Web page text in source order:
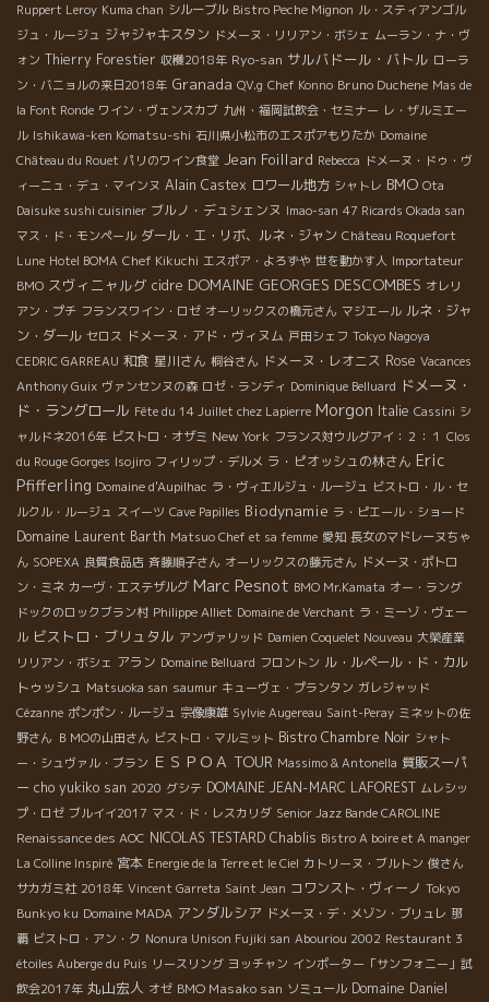
Ruppert Leroy Kuma chan シルーブル Bistro Peche Mignon ル・スティアンゴル
ジュ・ルージュ ジャジャキスタン ドメーヌ・リリアン・ボシェ ムーラン・ナ・ヴ
ォン Thierry Forestier 収穫2018年 Ryo-san サルバドール・バトル ローラ
ン・バニョルの来日2018年 Granada QV.g Chef Konno Bruno Duchene Mas de
la Font Ronde ワイン・ヴェンスカブ 九州・福岡試飲会・セミナー レ・ザルミエー
ル Ishikawa-ken Komatsu-shi 石川県小松市のエスポアもりたか Domaine
Château du Rouet パリのワイン食堂 Jean Foillard Rebecca ドメーヌ・ドゥ・ヴ
ィーニュ・デュ・マインヌ Alain Castex ロワール地方 シャトレ BMO Ota
Daisuke sushi cuisinier ブルノ・デュシェンヌ Imao-san 47 Ricards Okada san
マス・ド・モンペール ダール・エ・リボ、ルネ・ジャン Château Roquefort
Lune Hotel BOMA Chef Kikuchi エスポア・よろずや 世を動かす人 Importateur
BMO スヴィニャルグ cidre DOMAINE GEORGES DESCOMBES オレリ
アン・プチ フランスワイン・ロゼ オーリックスの橋元さん マジエール ルネ・ジャ
ン・ダール セロス ドメーヌ・アド・ヴィヌム 戸田シェフ Tokyo Nagoya
CEDRIC GARREAU 和食 星川さん 桐谷さん ドメーヌ・レオニス Rose Vacances
Anthony Guix ヴァンセンヌの森 ロゼ・ランディ Dominique Belluard ドメーヌ・
ド・ラングロール Fête du 14 Juillet chez Lapierre Morgon Italie Cassini シ
ャルドネ2016年 ビストロ・オザミ New York フランス対ウルグアイ：２：１ Clos
du Rouge Gorges Isojiro フィリップ・デルメ ラ・ピオッシュの林さん Eric
Pfifferling Domaine d'Aupilhac ラ・ヴィエルジュ・ルージュ ビストロ・ル・セ
ルクル・ルージュ スイーツ Cave Papilles Biodynamie ラ・ピエール・ショード
Domaine Laurent Barth Matsuo Chef et sa femme 愛知 長女のマドレーヌちゃ
ん SOPEXA 良質食品店 斉藤順子さん オーリックスの藤元さん ドメーヌ・ポトロ
ン・ミネ カーヴ・エステザルグ Marc Pesnot BMO Mr.Kamata オー・ラング
ドックのロックブラン村 Philippe Alliet Domaine de Verchant ラ・ミーゾ・ヴェー
ル ビストロ・ブリュタル アンヴァリッド Damien Coquelet Nouveau 大榮産業
リリアン・ボシェ アラン Domaine Belluard フロントン ル・ルペール・ド・カル
トゥッシュ Matsuoka san saumur キューヴェ・プランタン ガレジャッド
Cézanne ポンポン・ルージュ 宗像康雄 Sylvie Augereau Saint-Peray ミネットの佐
野さん ＢＭОの山田さん ビストロ・マルミット Bistro Chambre Noir シャト
ー・シュヴァル・ブラン ＥＳＰＯＡ TOUR Massimo & Antonella 質販スーパ
ー cho yukiko san 2020 グシテ DOMAINE JEAN-MARC LAFOREST ムレシッ
プ・ロゼ ブルイイ2017 マス・ド・レスカリダ Senior Jazz Bande CAROLINE
Renaissance des AOC NICOLAS TESTARD Chablis Bistro A boire et A manger
La Colline Inspiré 宮本 Energie de la Terre et le Ciel カトリーヌ・ブルトン 俊さん
サカガミ社 2018年 Vincent Garreta Saint Jean コワンスト・ヴィーノ Tokyo
Bunkyo ku Domaine MADA アンダルシア ドメーヌ・デ・メゾン・ブリュレ 那
覇 ビストロ・アン・ク Nonura Unison Fujiki san Abouriou 2002 Restaurant 3
étoiles Auberge du Puis リースリング ヨッチャン インポーター「サンフォニー」試
飲会2017年 丸山宏人 オゼ BMO Masako san ソミュール Domaine Daniel